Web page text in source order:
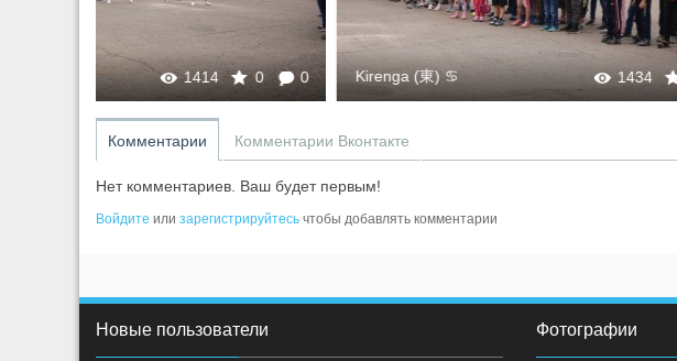
1434 0 0
Kirenga (東) ♋ Kirenga (東) ♋
Комментарии Комментарии Вконтакте
Нет комментариев. Ваш будет первым!
Войдите или зарегистрируйтесь чтобы добавлять комментарии
Новые пользователи Фотографии